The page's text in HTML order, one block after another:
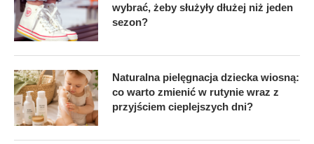
wybrać, żeby służyły dłużej niż jeden
sezon?
Naturalna pielęgnacja dziecka wiosną:
co warto zmienić w rutynie wraz z
przyjściem cieplejszych dni?